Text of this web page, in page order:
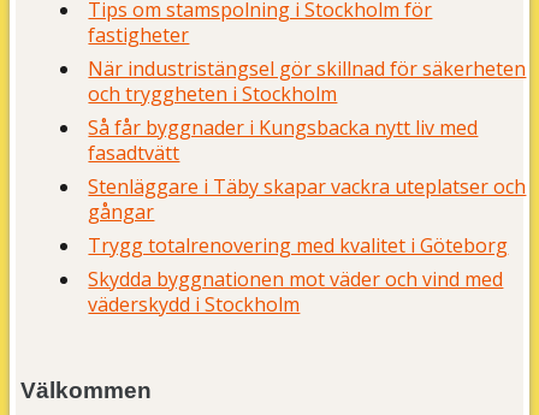
Tips om stamspolning i Stockholm för
fastigheter
När industristängsel gör skillnad för säkerheten
och tryggheten i Stockholm
Så får byggnader i Kungsbacka nytt liv med
fasadtvätt
Stenläggare i Täby skapar vackra uteplatser och
gångar
Trygg totalrenovering med kvalitet i Göteborg
Skydda byggnationen mot väder och vind med
väderskydd i Stockholm
Välkommen